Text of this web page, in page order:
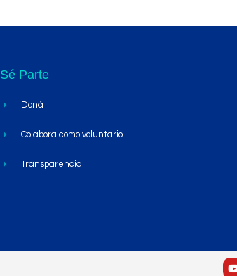
Sé Parte
Doná
Colabora como voluntario
Transparencia